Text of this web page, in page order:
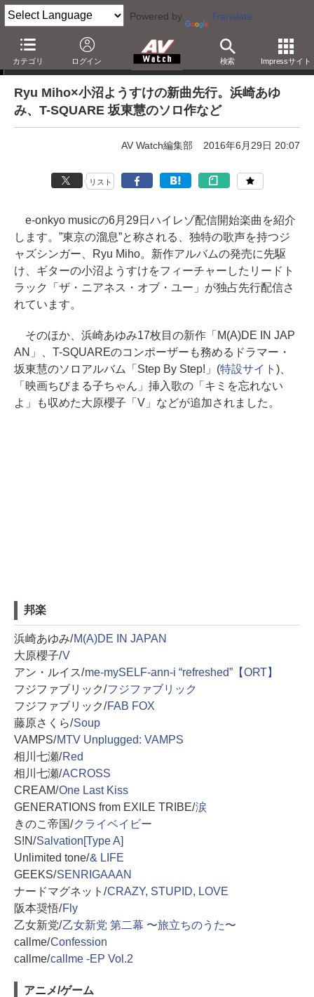
Powered by Translate
カテゴリ ログイン 検索 Impressサイト
e-onkyo musicハイレゾ配信情報
Ryu Miho×小沼ようすけの新曲先行。浜崎あゆ
み、T-SQUARE 坂東慧のソロ作など
AV Watch編集部 2016年6月29日 20:07
リスト
e-onkyo musicの6月29日ハイレゾ配信開始楽曲を紹介
します。”東京の溜息”と称される、独特の歌声を持つジ
ャズシンガー、Ryu Miho。新作アルバムの発売に先駆
け、ギターの小沼ようすけをフィーチャーしたリードト
ラック「ザ・ニアネス・オブ・ユー」が独占先行配信さ
れています。
そのほか、浜崎あゆみ17枚目の新作「M(A)DE IN JAP
AN」、T-SQUAREのコンポーザーも務めるドラマー・
坂東慧のソロアルバム「Step By Step!」(特設サイト )、
「映画ちびまる子ちゃん」挿入歌の「キミを忘れない
よ」も収めた大原櫻子「V」などが追加されました。
邦楽
浜崎あゆみ/M(A)DE IN JAPAN
大原櫻子/V
アン・ルイス/me-mySELF-ann-i “refreshed”【ORT】
フジファブリック/フジファブリック
フジファブリック/FAB FOX
藤原さくら/Soup
VAMPS/MTV Unplugged: VAMPS
相川七瀬/Red
相川七瀬/ACROSS
CREAM/One Last Kiss
GENERATIONS from EXILE TRIBE/涙
きのこ帝国/クライベイビー
S!N/Salvation[Type A]
Unlimited tone/& LIFE
GEEKS/SENRIGAAAN
ナードマグネット/CRAZY, STUPID, LOVE
阪本奨悟/Fly
乙女新党/乙女新党 第二幕 〜旅立ちのうた〜
callme/Confession
callme/callme -EP Vol.2
アニメ/ゲーム